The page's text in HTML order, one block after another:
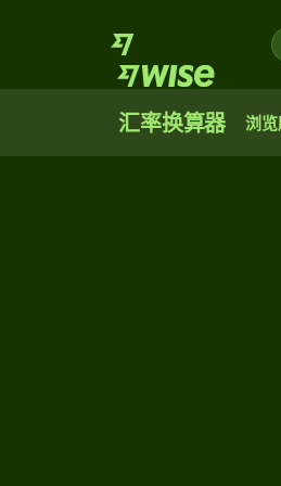
汇率换算器 浏